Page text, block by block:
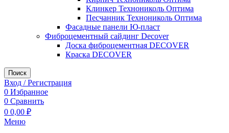
Клинкер Технониколь Оптима
Песчанник Технониколь Оптима
Фасадные панели Ю-пласт
Фиброцементный сайдинг Decover
Доска фиброцементная DECOVER
Краска DECOVER
Поиск
Вход / Регистрация
0 Избранное
0 Сравнить
0 0,00 ₽
Меню